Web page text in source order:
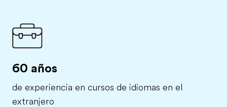
60 años
de experiencia en cursos de idiomas en el
extranjero